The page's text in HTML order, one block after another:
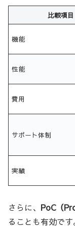
比較項目
機能
性能
費用
サポート体制
実績
さらに、 PoC（
ることも有効で